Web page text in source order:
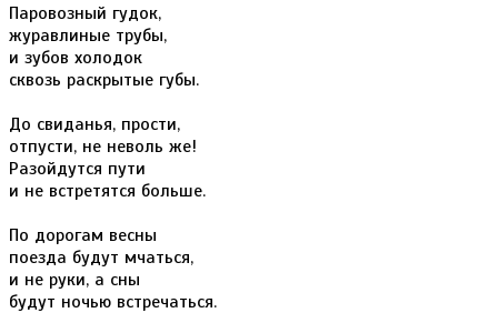
Паровозный гудок,
журавлиные трубы,
и зубов холодок
сквозь раскрытые губы.
До свиданья, прости,
отпусти, не неволь же!
Разойдутся пути
и не встретятся больше.
По дорогам весны
поезда будут мчаться,
и не руки, а сны
будут ночью встречаться.